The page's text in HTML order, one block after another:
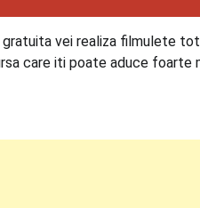
vei realiza filmulete
care iti poate aduce